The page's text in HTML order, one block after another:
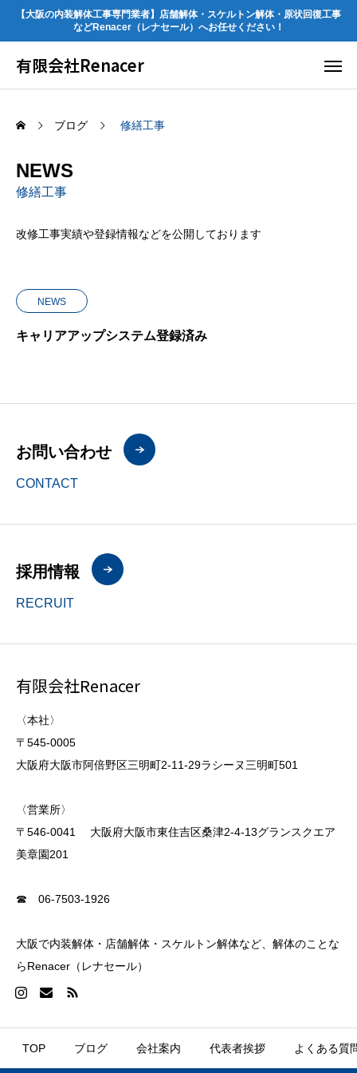
【大阪の内装解体工事専門業者】店舗解体・スケルトン解体・原状回復工事
などRenacer（レナセール）へお任せください！
有限会社Renacer
ブログ 修繕工事
NEWS
修繕工事
改修工事実績や登録情報などを公開しております
NEWS
キャリアアップシステム登録済み
お問い合わせ
CONTACT
採用情報
RECRUIT
有限会社Renacer
〈本社〉
〒545-0005
大阪府大阪市阿倍野区三明町2-11-29ラシーヌ三明町501
〈営業所〉
〒546-0041 大阪府大阪市東住吉区桑津2-4-13グランスクエア
美章園201
☎ 06-7503-1926
大阪で内装解体・店舗解体・スケルトン解体など、解体のことな
らRenacer（レナセール）
TOP ブログ 会社案内 代表者挨拶 よくある